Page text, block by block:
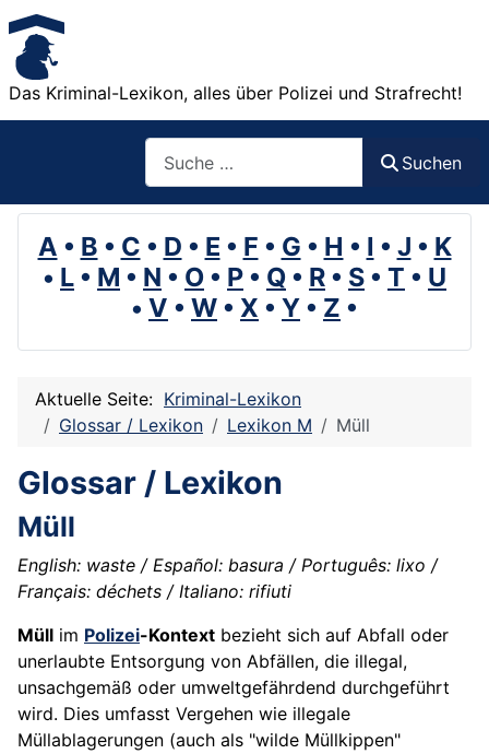
Das Kriminal-Lexikon, alles über Polizei und Strafrecht!
Suchen
A • B • C • D • E • F • G • H • I • J • K
• L • M • N • O • P • Q • R • S • T • U
• V • W • X • Y • Z •
Aktuelle Seite: Kriminal-Lexikon
Glossar / Lexikon
Lexikon M Müll
Glossar / Lexikon
Müll
English: waste / Español: basura / Português: lixo /
Français: déchets / Italiano: rifiuti
Müll im Polizei-Kontext bezieht sich auf Abfall oder
unerlaubte Entsorgung von Abfällen, die illegal,
unsachgemäß oder umweltgefährdend durchgeführt
wird. Dies umfasst Vergehen wie illegale
Müllablagerungen (auch als "wilde Müllkippen"